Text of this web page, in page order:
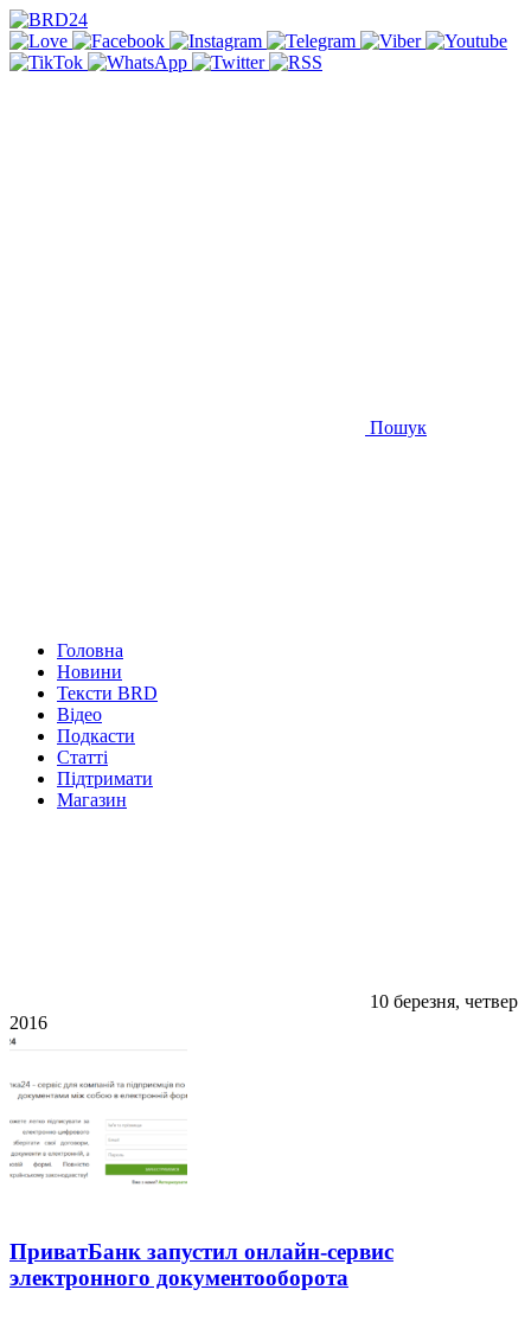
Пошук
Головна
Новини
Тексти BRD
Відео
Подкасти
Статті
Підтримати
Магазин
10 березня, четвер
2016
ПриватБанк запустил онлайн-сервис
электронного документооборота